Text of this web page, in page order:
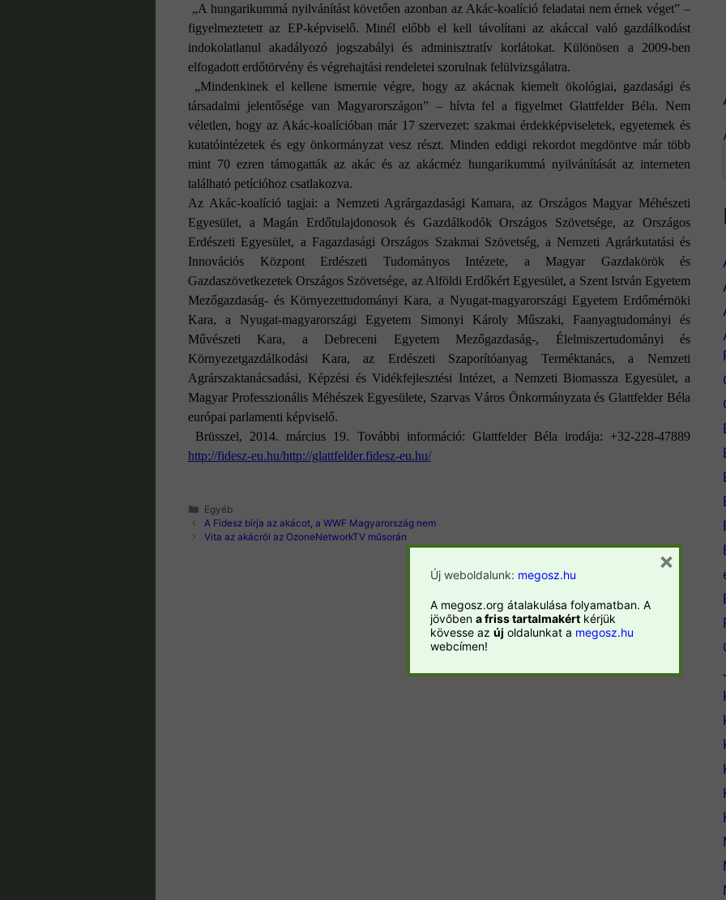
„A hungarikummá nyilvánítást követően azonban az Akác-koalíció feladatai nem érnek véget” –
figyelmeztetett az EP-képviselő. Minél előbb el kell távolítani az akáccal való gazdálkodást
indokolatlanul akadályozó jogszabályi és adminisztratív korlátokat. Különösen a 2009-ben
elfogadott erdőtörvény és végrehajtási rendeletei szorulnak felülvizsgálatra.
„Mindenkinek el kellene ismernie végre, hogy az akácnak kiemelt ökológiai, gazdasági és
társadalmi jelentősége van Magyarországon” – hívta fel a figyelmet Glattfelder Béla. Nem
véletlen, hogy az Akác-koalícióban már 17 szervezet: szakmai érdekképviseletek, egyetemek és
kutatóintézetek és egy önkormányzat vesz részt. Minden eddigi rekordot megdöntve már több
mint 70 ezren támogatták az akác és az akácméz hungarikummá nyilvánítását az interneten
található petícióhoz csatlakozva.
Az Akác-koalíció tagjai: a Nemzeti Agrárgazdasági Kamara, az Országos Magyar Méhészeti
Egyesület, a Magán Erdőtulajdonosok és Gazdálkodók Országos Szövetsége, az Országos
Erdészeti Egyesület, a Fagazdasági Országos Szakmai Szövetség, a Nemzeti Agrárkutatási és
Innovációs Központ Erdészeti Tudományos Intézete, a Magyar Gazdakörök és
Gazdaszövetkezetek Országos Szövetsége, az Alföldi Erdőkért Egyesület, a Szent István Egyetem
Mezőgazdaság- és Környezettudományi Kara, a Nyugat-magyarországi Egyetem Erdőmérnöki
Kara, a Nyugat-magyarországi Egyetem Simonyi Károly Műszaki, Faanyagtudományi és
Művészeti Kara, a Debreceni Egyetem Mezőgazdaság-, Élelmiszertudományi és
Környezetgazdálkodási Kara, az Erdészeti Szaporítóanyag Terméktanács, a Nemzeti
Agrárszaktanácsadási, Képzési és Vidékfejlesztési Intézet, a Nemzeti Biomassza Egyesület, a
Magyar Professzionális Méhészek Egyesülete, Szarvas Város Önkormányzata és Glattfelder Béla
európai parlamenti képviselő.
Brüsszel, 2014. március 19. További információ: Glattfelder Béla irodája: +32-228-47889
http://fidesz-eu.hu/http://glattfelder.fidesz-eu.hu/
Kategória
Egyéb
A Fidesz bírja az akácot, a WWF Magyarország nem
Vita az akácról az OzoneNetworkTV műsorán
Új weboldalunk: megosz.hu
A megosz.org átalakulása folyamatban. A
jövőben a friss tartalmakért kérjük
kövesse az új oldalunkat a megosz.hu
webcímen!
×